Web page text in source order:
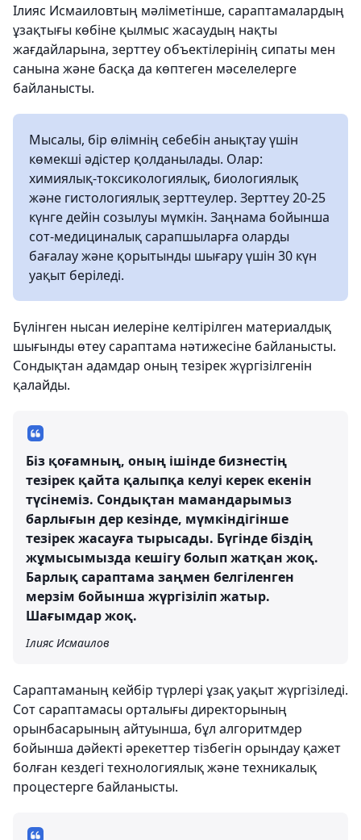
Ілияс Исмаиловтың мәліметінше, сараптамалардың
ұзақтығы көбіне қылмыс жасаудың нақты
жағдайларына, зерттеу объектілерінің сипаты мен
санына және басқа да көптеген мәселелерге
байланысты.
Мысалы, бір өлімнің себебін анықтау үшін
көмекші әдістер қолданылады. Олар:
химиялық-токсикологиялық, биологиялық
және гистологиялық зерттеулер. Зерттеу 20-25
күнге дейін созылуы мүмкін. Заңнама бойынша
сот-медициналық сарапшыларға оларды
бағалау және қорытынды шығару үшін 30 күн
уақыт беріледі.
Бүлінген нысан иелеріне келтірілген материалдық
шығынды өтеу сараптама нәтижесіне байланысты.
Сондықтан адамдар оның тезірек жүргізілгенін
қалайды.
Біз қоғамның, оның ішінде бизнестің
тезірек қайта қалыпқа келуі керек екенін
түсінеміз. Сондықтан мамандарымыз
барлығын дер кезінде, мүмкіндігінше
тезірек жасауға тырысады. Бүгінде біздің
жұмысымызда кешігу болып жатқан жоқ.
Барлық сараптама заңмен белгіленген
мерзім бойынша жүргізіліп жатыр.
Шағымдар жоқ.
Ілияс Исмаилов
Сараптаманың кейбір түрлері ұзақ уақыт жүргізіледі.
Сот сараптамасы орталығы директорының
орынбасарының айтуынша, бұл алгоритмдер
бойынша дәйекті әрекеттер тізбегін орындау қажет
болған кездегі технологиялық және техникалық
процестерге байланысты.